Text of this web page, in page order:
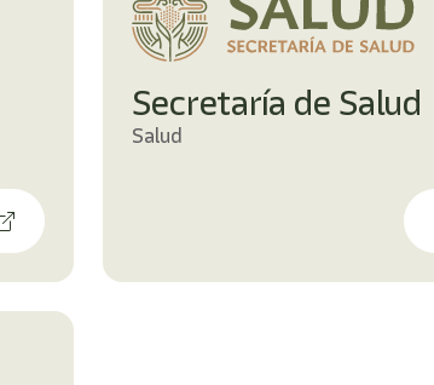
Secretaría de Salud
Salud